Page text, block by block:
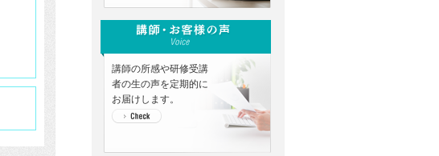
講師の所感や研修受講
者の生の声を定期的に
お届けします。